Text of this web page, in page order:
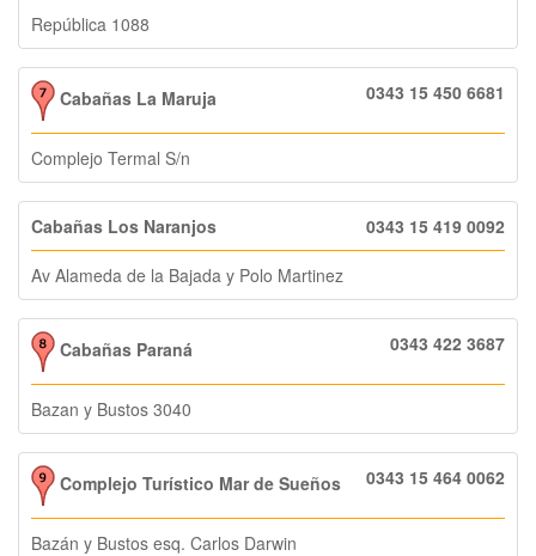
República 1088
Cabañas La Maruja 0343 15 450 6681
Complejo Termal S/n
Cabañas Los Naranjos 0343 15 419 0092
Av Alameda de la Bajada y Polo Martinez
Cabañas Paraná 0343 422 3687
Bazan y Bustos 3040
Complejo Turístico Mar de Sueños 0343 15 464 0062
Bazán y Bustos esq. Carlos Darwin